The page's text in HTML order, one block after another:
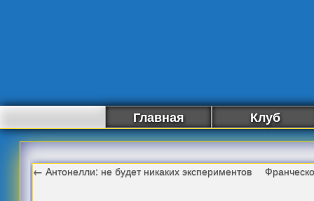
Главная Клуб
← Антонелли: не будет никаких экспериментов